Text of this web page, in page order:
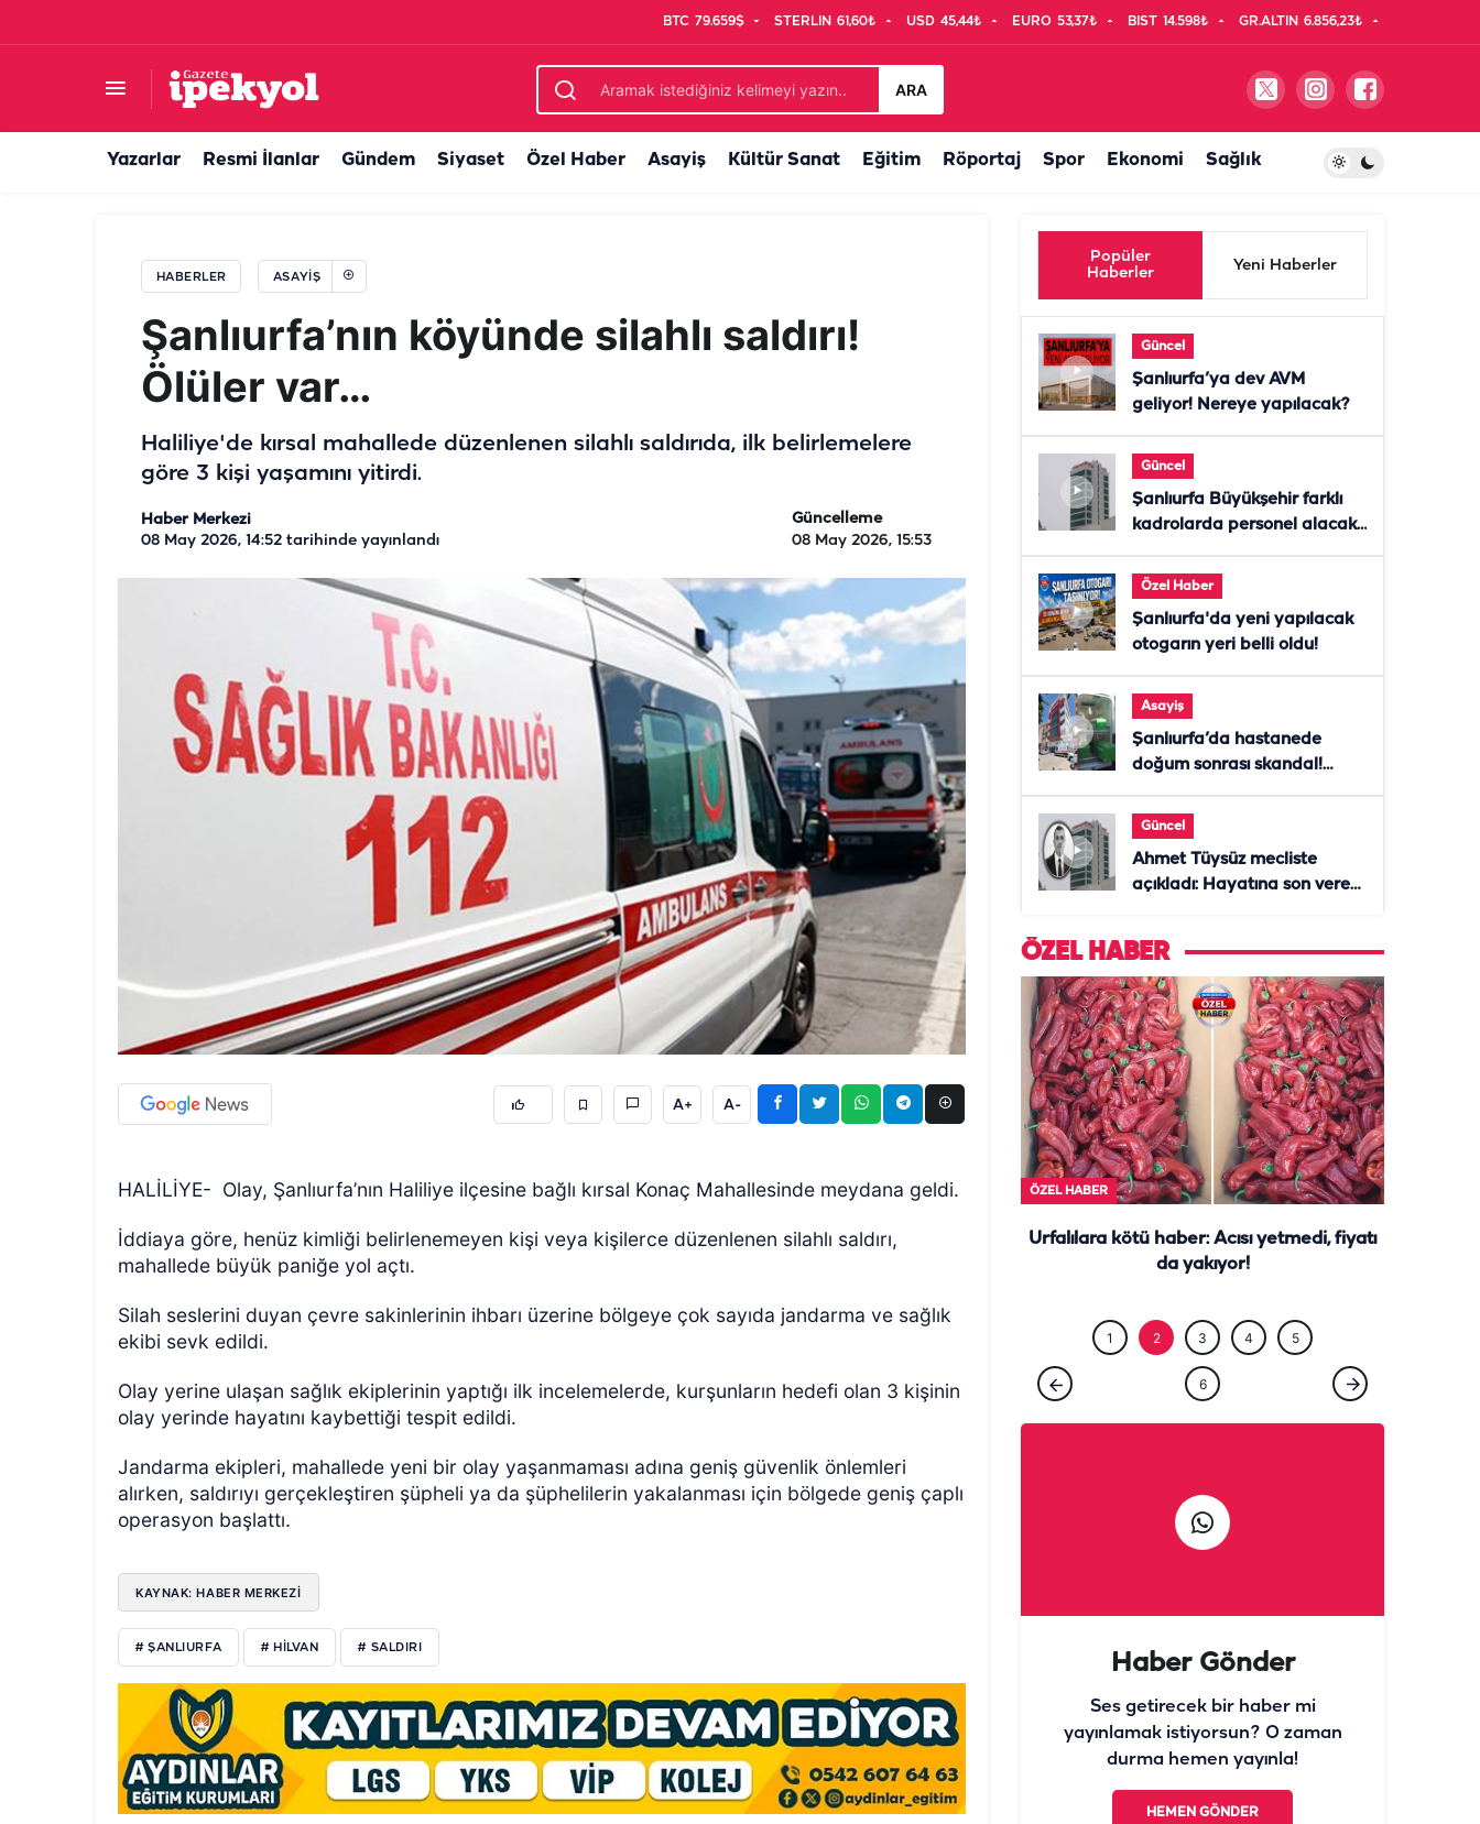
BTC 79.659$ STERLIN 61,60₺ USD 45,44₺ EURO 53,37₺ BIST 14.598₺ GR.ALTIN 6.856,23₺
ARA
Yazarlar Resmi İlanlar Gündem Siyaset Özel Haber Asayiş Kültür Sanat Eğitim Röportaj Spor Ekonomi Sağlık
HABERLER ASAYIŞ
Şanlıurfa’nın köyünde silahlı saldırı!
Ölüler var…
Haliliye'de kırsal mahallede düzenlenen silahlı saldırıda, ilk belirlemelere
göre 3 kişi yaşamını yitirdi.
Haber Merkezi
08 May 2026, 14:52 tarihinde yayınlandı
Güncelleme
08 May 2026, 15:53
A+ A-
HALİLİYE- Olay, Şanlıurfa’nın Haliliye ilçesine bağlı kırsal Konaç Mahallesinde meydana geldi.
İddiaya göre, henüz kimliği belirlenemeyen kişi veya kişilerce düzenlenen silahlı saldırı,
mahallede büyük paniğe yol açtı.
Silah seslerini duyan çevre sakinlerinin ihbarı üzerine bölgeye çok sayıda jandarma ve sağlık
ekibi sevk edildi.
Olay yerine ulaşan sağlık ekiplerinin yaptığı ilk incelemelerde, kurşunların hedefi olan 3 kişinin
olay yerinde hayatını kaybettiği tespit edildi.
Jandarma ekipleri, mahallede yeni bir olay yaşanmaması adına geniş güvenlik önlemleri
alırken, saldırıyı gerçekleştiren şüpheli ya da şüphelilerin yakalanması için bölgede geniş çaplı
operasyon başlattı.
KAYNAK: HABER MERKEZİ
# ŞANLIURFA # HİLVAN # SALDIRI
Popüler
Haberler
Yeni Haberler
Güncel
Şanlıurfa’ya dev AVM
geliyor! Nereye yapılacak?
Güncel
Şanlıurfa Büyükşehir farklı
kadrolarda personel alacak!
Özel Haber
Şanlıurfa'da yeni yapılacak
otogarın yeri belli oldu!
Asayiş
Şanlıurfa’da hastanede
doğum sonrası skandal!
Güncel
Ahmet Tüysüz mecliste
açıkladı: Hayatına son veren
ÖZEL HABER
ÖZEL HABER ÖZEL HABER
Urfalılara kötü haber: Acısı yetmedi, fiyatı
da yakıyor!
1 2 3 4 5
6
Haber Gönder
Ses getirecek bir haber mi
yayınlamak istiyorsun? O zaman
durma hemen yayınla!
HEMEN GÖNDER